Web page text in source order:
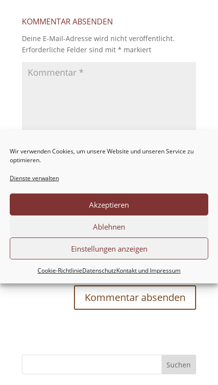
Wir verwenden Cookies, um unsere Website und unseren Service zu
optimieren.
Dienste verwalten
Akzeptieren
Ablehnen
Einstellungen anzeigen
Cookie-RichtlinieDatenschutzKontakt und Impressum
KOMMENTAR ABSENDEN
Deine E-Mail-Adresse wird nicht veröffentlicht.
Erforderliche Felder sind mit * markiert
Meinen Namen, meine E-Mail-Adresse und
meine Website in diesem Browser für die nächste
Kommentierung speichern.